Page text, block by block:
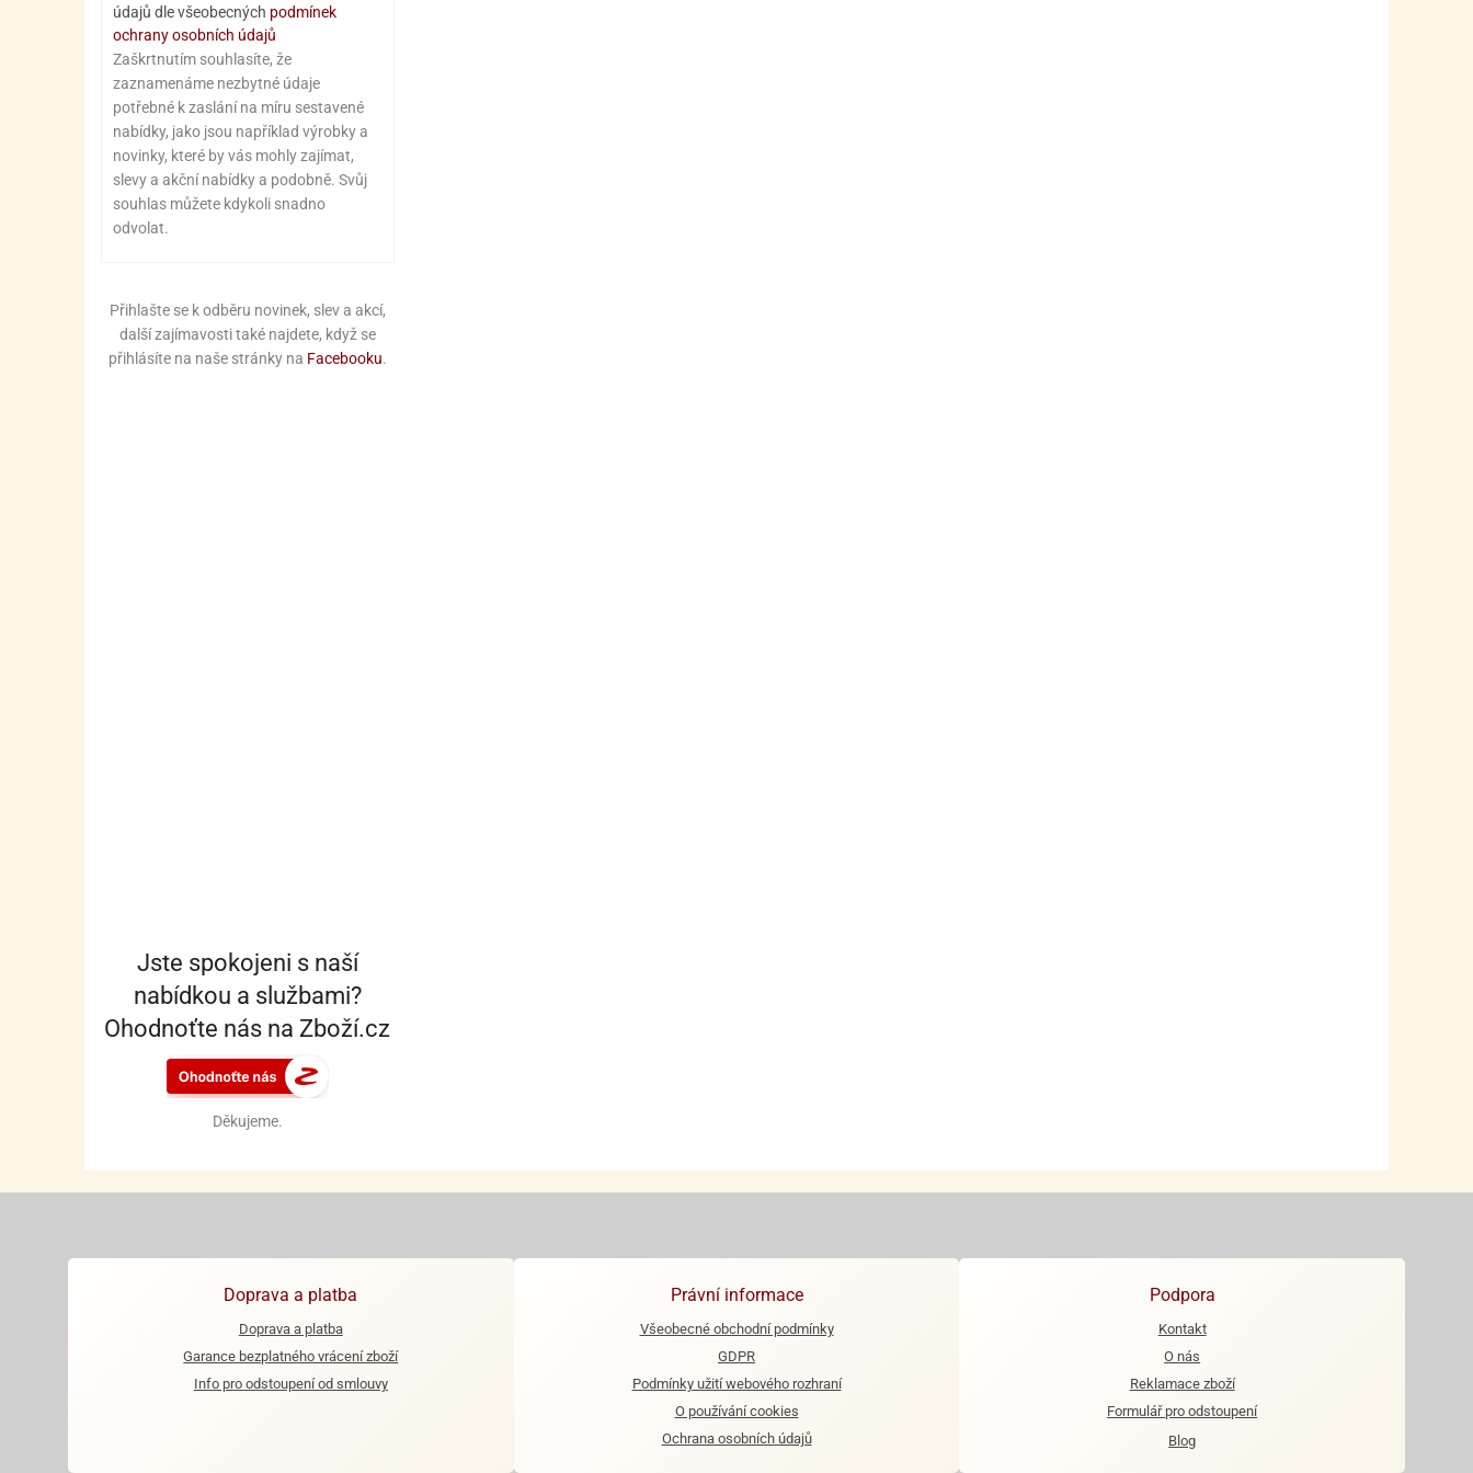
údajů dle všeobecných podmínek
ochrany osobních údajů
Zaškrtnutím souhlasíte, že
zaznamenáme nezbytné údaje
potřebné k zaslání na míru sestavené
nabídky, jako jsou například výrobky a
novinky, které by vás mohly zajímat,
slevy a akční nabídky a podobně. Svůj
souhlas můžete kdykoli snadno
odvolat.
Přihlašte se k odběru novinek, slev a akcí,
další zajímavosti také najdete, když se
přihlásíte na naše stránky na Facebooku.
Jste spokojeni s naší
nabídkou a službami?
Ohodnoťte nás na Zboží.cz
Děkujeme.
Doprava a platba
Doprava a platba
Garance bezplatného vrácení zboží
Info pro odstoupení od smlouvy
Právní informace
Všeobecné obchodní podmínky
GDPR
Podmínky užití webového rozhraní
O používání cookies
Ochrana osobních údajů
Podpora
Kontakt
O nás
Reklamace zboží
Formulář pro odstoupení
Blog